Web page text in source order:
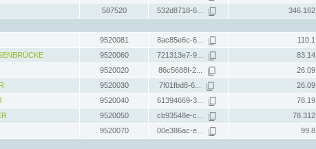
587520 532d8718-6... 346.162
9520081 8ac85e6c-6... 110.1
9520060 721313e7-9... 83.14
9520020 86c5688f-2... 26.09
9520030 7f01fbd8-6... 26.09
9520040 61394669-3... 78.19
9520050 cb93548e-c... 78.312
9520070 00e386ac-e... 99.8